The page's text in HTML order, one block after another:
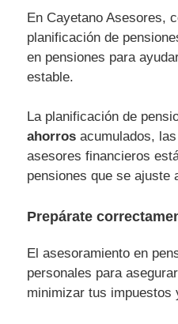
En Cayetano Asesores,
planificación de
en pensiones para
estable.
La planificación de
ahorros acumulados,
asesores financieros
pensiones que se ajuste
Prepárate
El asesoramiento en
personales para
minimizar tus impuestos